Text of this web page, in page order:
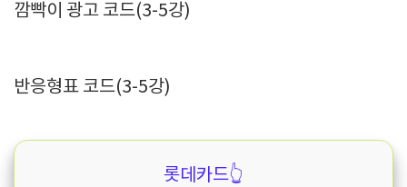
깜빡이 광고 코드(3-5강)
반응형표 코드(3-5강)
롯데카드👆️